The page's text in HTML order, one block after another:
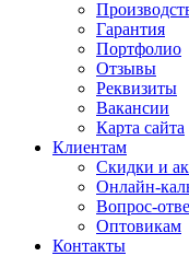
Гарантия
Портфолио
Отзывы
Реквизиты
Вакансии
Карта сайта
Клиентам
Скидки и
Онлайн-
Вопрос-
Оптовикам
Контакты